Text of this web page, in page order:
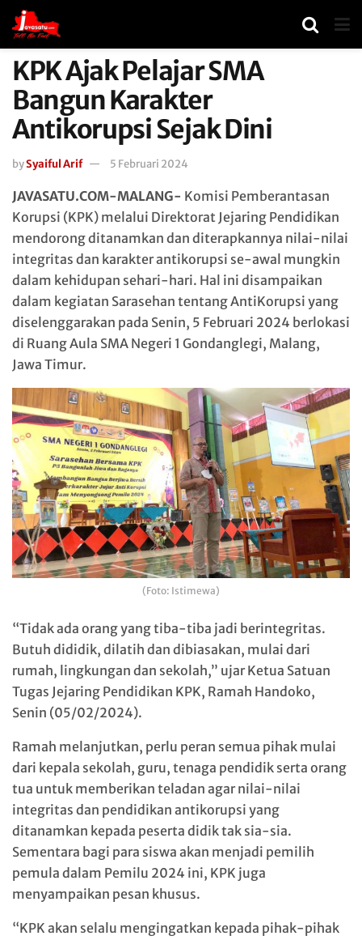
KPK Ajak Pelajar SMA
Bangun Karakter
Antikorupsi Sejak Dini
bySyaiful Arif 5 Februari 2024
JAVASATU.COM-MALANG- Komisi Pemberantasan
Korupsi (KPK) melalui Direktorat Jejaring Pendidikan
mendorong ditanamkan dan diterapkannya nilai-nilai
integritas dan karakter antikorupsi se-awal mungkin
dalam kehidupan sehari-hari. Hal ini disampaikan
dalam kegiatan Sarasehan tentang AntiKorupsi yang
diselenggarakan pada Senin, 5 Februari 2024 berlokasi
di Ruang Aula SMA Negeri 1 Gondanglegi, Malang,
Jawa Timur.
(Foto: Istimewa)
“Tidak ada orang yang tiba-tiba jadi berintegritas.
Butuh dididik, dilatih dan dibiasakan, mulai dari
rumah, lingkungan dan sekolah,” ujar Ketua Satuan
Tugas Jejaring Pendidikan KPK, Ramah Handoko,
Senin (05/02/2024).
Ramah melanjutkan, perlu peran semua pihak mulai
dari kepala sekolah, guru, tenaga pendidik serta orang
tua untuk memberikan teladan agar nilai-nilai
integritas dan pendidikan antikorupsi yang
ditanamkan kepada peserta didik tak sia-sia.
Sementara bagi para siswa akan menjadi pemilih
pemula dalam Pemilu 2024 ini, KPK juga
menyampaikan pesan khusus.
“KPK akan selalu mengingatkan kepada pihak-pihak